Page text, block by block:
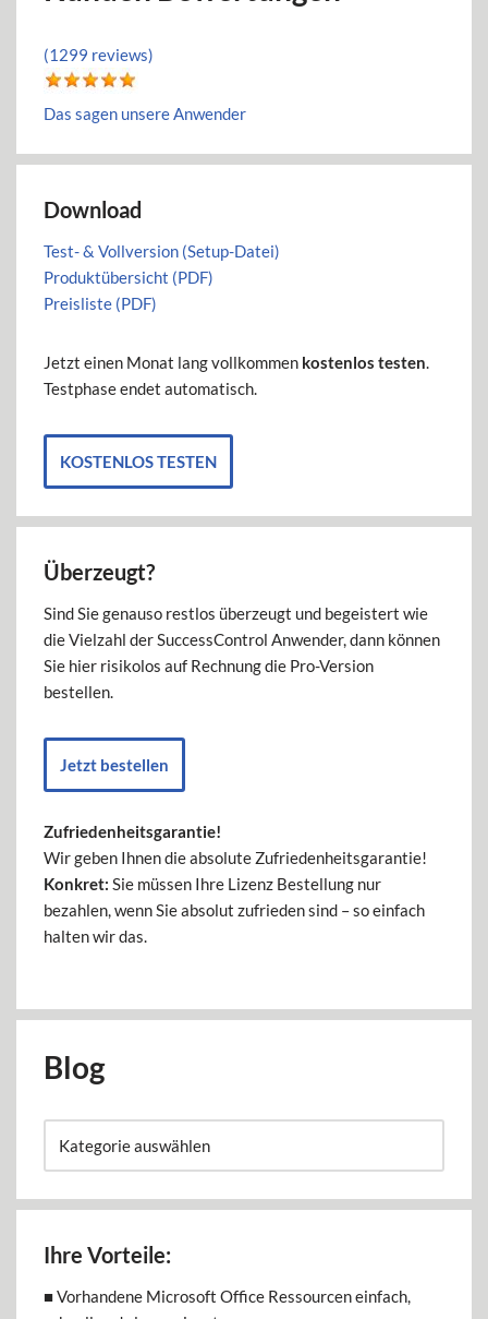
(1299 reviews)
Das sagen unsere Anwender
Download
Test- & Vollversion (Setup-Datei)
Produktübersicht (PDF)
Preisliste (PDF)
Jetzt einen Monat lang vollkommen kostenlos testen.
Testphase endet automatisch.
KOSTENLOS TESTEN
Überzeugt?
Sind Sie genauso restlos überzeugt und begeistert wie
die Vielzahl der SuccessControl Anwender, dann können
Sie hier risikolos auf Rechnung die Pro-Version
bestellen.
Jetzt bestellen
Zufriedenheitsgarantie!
Wir geben Ihnen die absolute Zufriedenheitsgarantie!
Konkret: Sie müssen Ihre Lizenz Bestellung nur
bezahlen, wenn Sie absolut zufrieden sind – so einfach
halten wir das.
Blog
Ihre Vorteile:
■ Vorhandene Microsoft Office Ressourcen einfach,